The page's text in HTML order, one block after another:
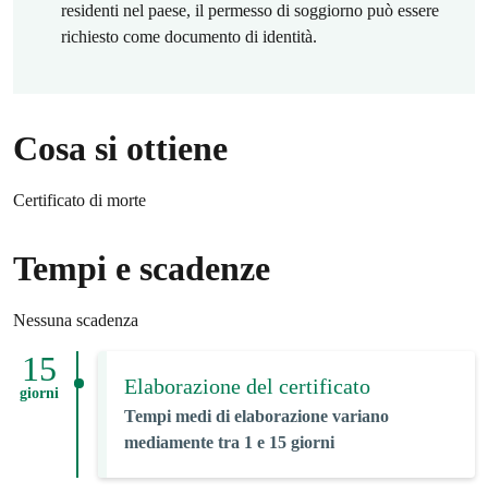
residenti nel paese, il permesso di soggiorno può essere
richiesto come documento di identità.
Cosa si ottiene
Certificato di morte
Tempi e scadenze
Nessuna scadenza
15
giorni Elaborazione del certificato
Tempi medi di elaborazione variano
mediamente tra 1 e 15 giorni